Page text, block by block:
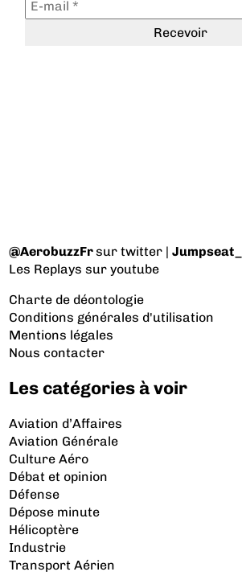
@AerobuzzFrsur twitter |
Les Replays sur youtube
Charte de déontologie
Conditions générales d'utilisation
Mentions légales
Nous contacter
Les catégories à voir
Aviation d’Affaires
Aviation Générale
Culture Aéro
Débat et opinion
Défense
Dépose minute
Hélicoptère
Industrie
Transport Aérien